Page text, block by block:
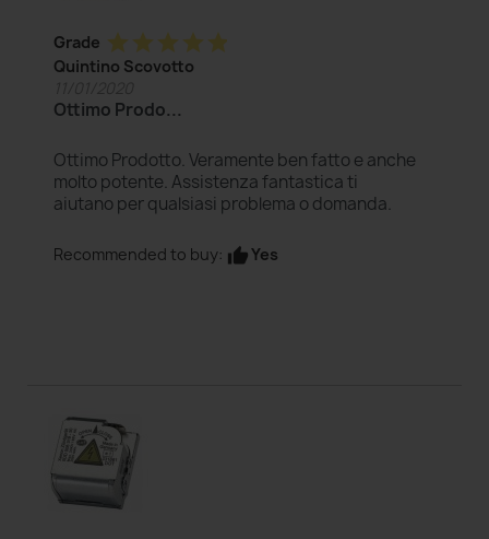
Grade star star star star star
Quintino Scovotto
Ottimo Prodo...
Ottimo Prodotto. Veramente ben fatto e anche
molto potente. Assistenza fantastica ti
aiutano per qualsiasi problema o domanda.
Recommended to buy: thumb_upYes